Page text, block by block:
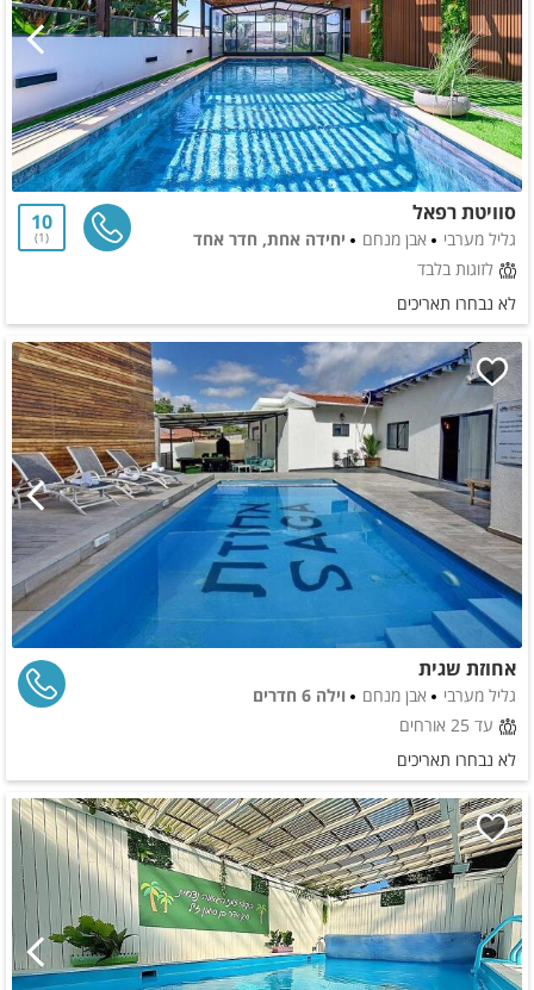
סוויטת רפאל
גליל מערבי אבן מנחם
יחידה אחת, חדר אחד
לזוגות בלבד
10
1
לא נבחרו תאריכים
אחוזת שגית
גליל מערבי אבן מנחם
וילה 6 חדרים
עד 25 אורחים
לא נבחרו תאריכים